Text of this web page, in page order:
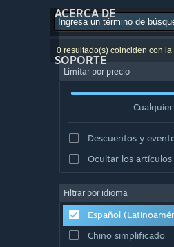
ACERCA DE
SOPORTE
0 resultado(s) coinciden con
Limitar por precio
Descuentos y
Ocultar los artículos
Filtrar por idioma
Español
Chino simplificado